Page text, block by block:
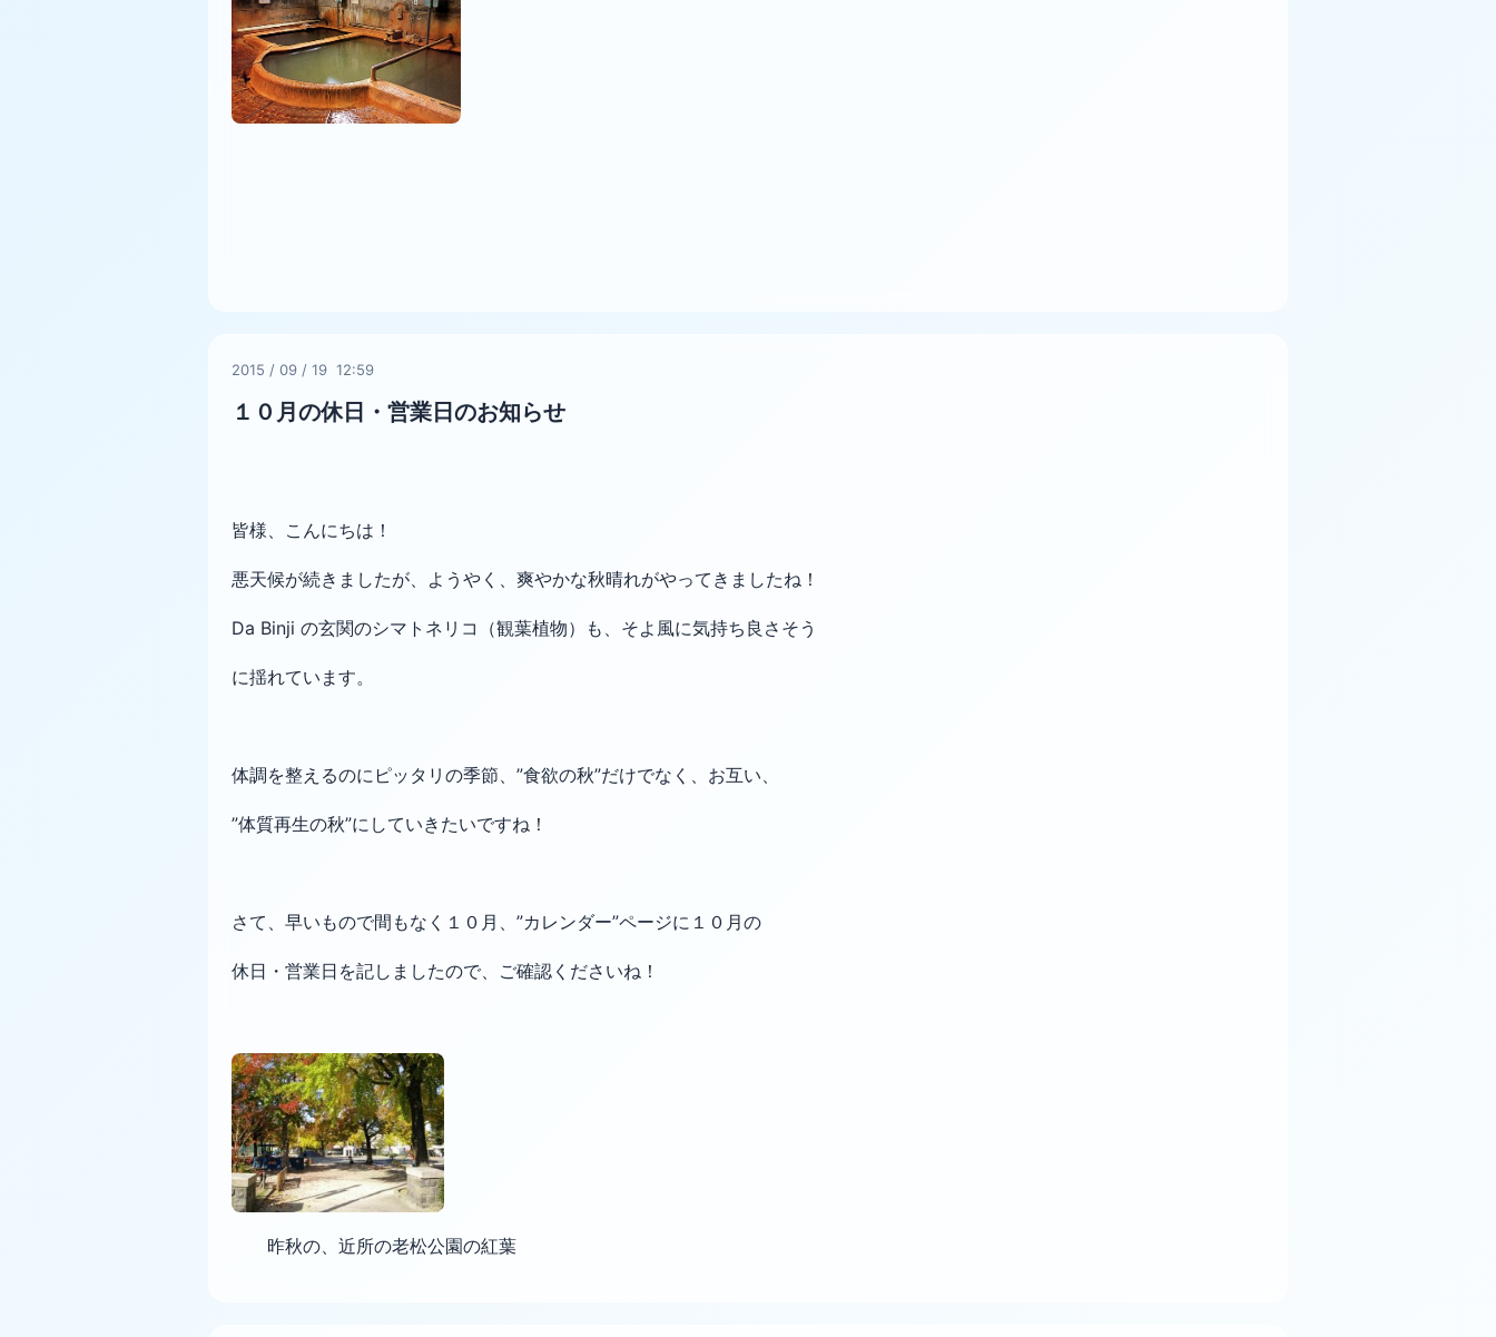
2015 / 09 / 19 12:59
１０月の休日・営業日のお知らせ
皆様、こんにちは！
悪天候が続きましたが、ようやく、爽やかな秋晴れがやってきましたね！
Da Binji の玄関のシマトネリコ（観葉植物）も、そよ風に気持ち良さそう
に揺れています。
体調を整えるのにピッタリの季節、”食欲の秋”だけでなく、お互い、
”体質再生の秋”にしていきたいですね！
さて、早いもので間もなく１０月、”カレンダー”ページに１０月の
休日・営業日を記しましたので、ご確認くださいね！
昨秋の、近所の老松公園の紅葉